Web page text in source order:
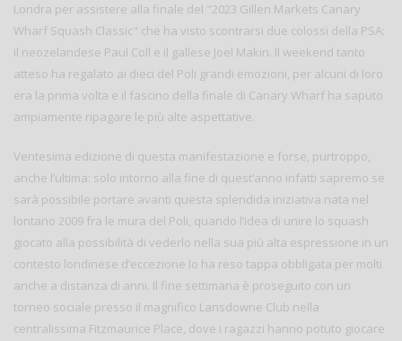
Londra per assistere alla finale del "2023 Gillen Markets Canary
Wharf Squash Classic" che ha visto scontrarsi due colossi della PSA:
il neozelandese Paul Coll e il gallese Joel Makin. Il weekend tanto
atteso ha regalato ai dieci del Poli grandi emozioni, per alcuni di loro
era la prima volta e il fascino della finale di Canary Wharf ha saputo
ampiamente ripagare le più alte aspettative.
Ventesima edizione di questa manifestazione e forse, purtroppo,
anche l’ultima: solo intorno alla fine di quest’anno infatti sapremo se
sarà possibile portare avanti questa splendida iniziativa nata nel
lontano 2009 fra le mura del Poli, quando l’idea di unire lo squash
giocato alla possibilità di vederlo nella sua più alta espressione in un
contesto londinese d’eccezione lo ha reso tappa obbligata per molti
anche a distanza di anni. Il fine settimana è proseguito con un
torneo sociale presso il magnifico Lansdowne Club nella
centralissima Fitzmaurice Place, dove i ragazzi hanno potuto giocare